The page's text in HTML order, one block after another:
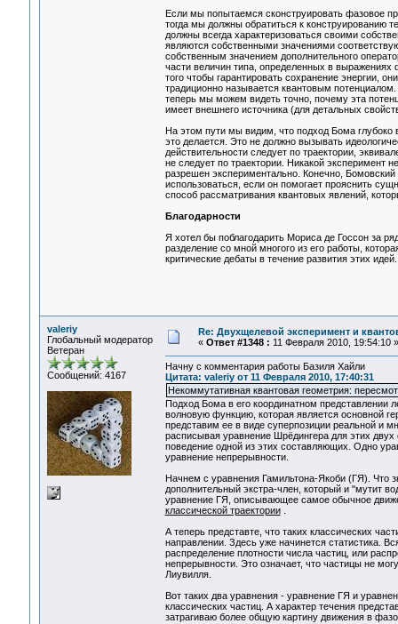
Если мы попытаемся сконструировать фазовое
тогда мы должны обратиться к конструированию
должны всегда характеризоваться своими
являются собственными значениями
собственным значением дополнительного
части величин типа, определенных в
того чтобы гарантировать сохранение энергии,
традиционно называется квантовым
теперь мы можем видеть точно, почему эта
имеет внешнего источника (для детальных
На этом пути мы видим, что подход Бома глубоко
это делается. Это не должно вызывать
действительности следует по траектории,
не следует по траектории. Никакой
разрешен экспериментально. Конечно,
использоваться, если он помогает прояснить
способ рассматривания квантовых явлений,
Благодарности
Я хотел бы поблагодарить Мориса де Госсон за
разделение со мной многого из его работы,
критические дебаты в течение развития этих идей.
valeriy
Глобальный модератор
Ветеран
Сообщений: 4167
Re: Двухщелевой эксперимент и
« Ответ #1348 : 11 Февраля 2010, 19:54:10 »
Начну с комментария работы Базиля Хайли
Цитата: valeriy от 11 Февраля 2010, 17:40:31
Некоммутативная квантовая геометрия:
Подход Бома в его координатном представлении
волновую функцию, которая является основной
представим ее в виде суперпозиции реальной и
расписывая уравнение Шрёдингера для этих
поведение одной из этих составляющих. Одно
уравнение непрерывности.
Начнем с уравнения Гамильтона-Якоби (ГЯ). Что
дополнительный экстра-член, который и "мутит
уравнение ГЯ, описывающее самое обычное
классической траектории.
А теперь представте, что таких классических
направлении. Здесь уже начинется статистика.
распределение плотности числа частиц, или
непрерывности. Это означает, что частицы не
Лиувилля.
Вот таких два уравнения - уравнение ГЯ и
классических частиц. А характер течения
затрагиваю более общую картину движения в